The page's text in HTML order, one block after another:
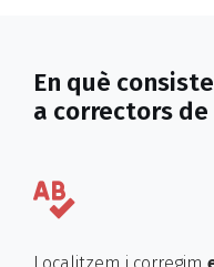
En què
a correctors